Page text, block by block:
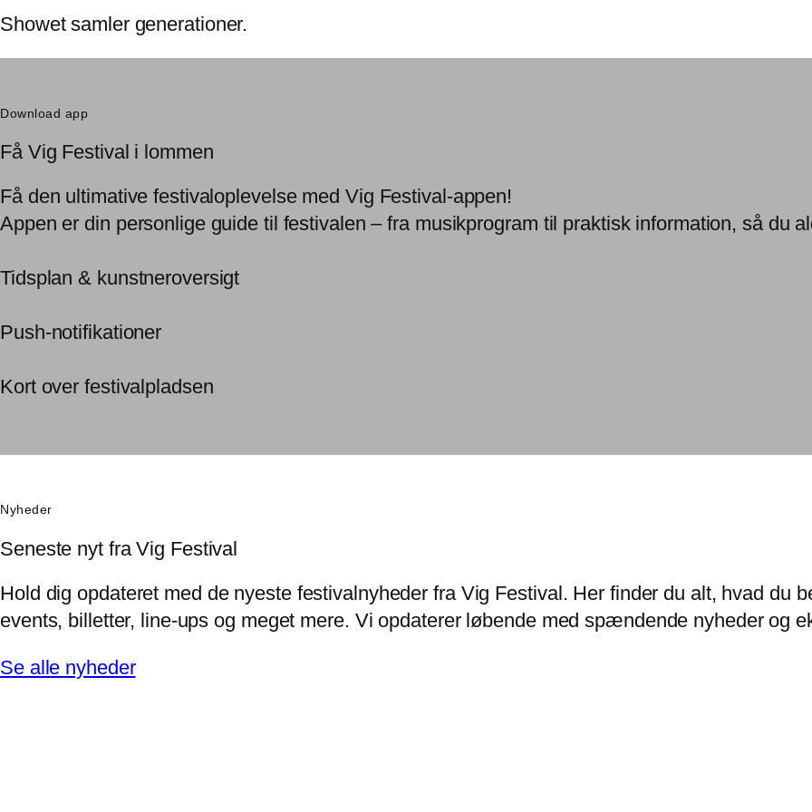
Showet samler generationer.
Download app
Få Vig Festival i lommen
Få den ultimative festivaloplevelse med Vig Festival-appen!
Appen er din personlige guide til festivalen – fra musikprogram til praktisk information, så du
Tidsplan & kunstneroversigt
Push-notifikationer
Kort over festivalpladsen
Nyheder
Seneste nyt fra Vig Festival
Hold dig opdateret med de nyeste festivalnyheder fra Vig Festival. Her finder du alt, hvad du
events, billetter, line-ups og meget mere. Vi opdaterer løbende med spændende nyheder og
Se alle nyheder